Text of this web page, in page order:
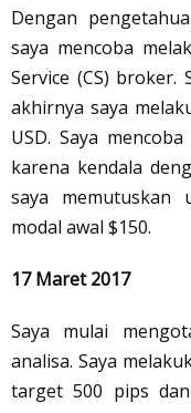
Dengan
saya mencoba
Service (CS) broker.
akhirnya saya
USD. Saya
karena kendala
saya memutuskan
modal awal $150.
17 Maret 2017
Saya mulai
analisa. Saya
target 500 pips